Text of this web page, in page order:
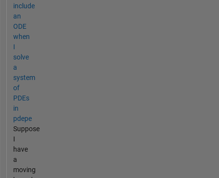
include
an
ODE
when
I
solve
a
system
of
PDEs
in
pdepe
Suppose
I
have
a
moving